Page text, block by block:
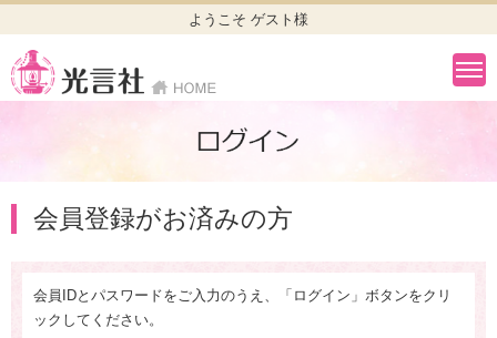
ようこそ ゲスト様
会員登録がお済みの方
会員IDとパスワードをご入力のうえ、「ログイン」ボタンをクリ
ックしてください。